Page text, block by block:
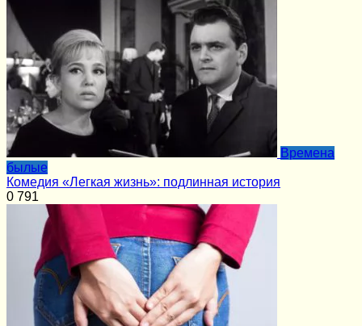
Времена
былые
Комедия «Легкая жизнь»: подлинная история
0 791